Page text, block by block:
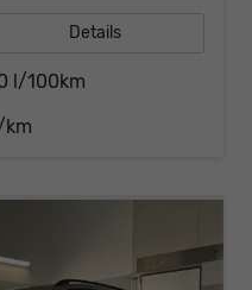
Details
l/100km
km